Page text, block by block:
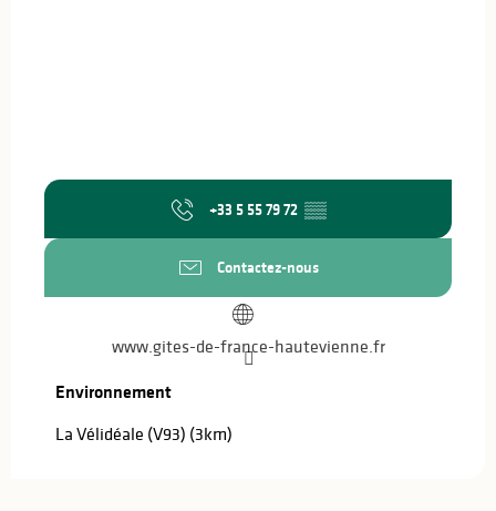
+33 5 55 79 72 ▒▒
Contactez-nous
www.gites-de-france-hautevienne.fr
Environnement
Environnement
La Vélidéale (V93) (3km)